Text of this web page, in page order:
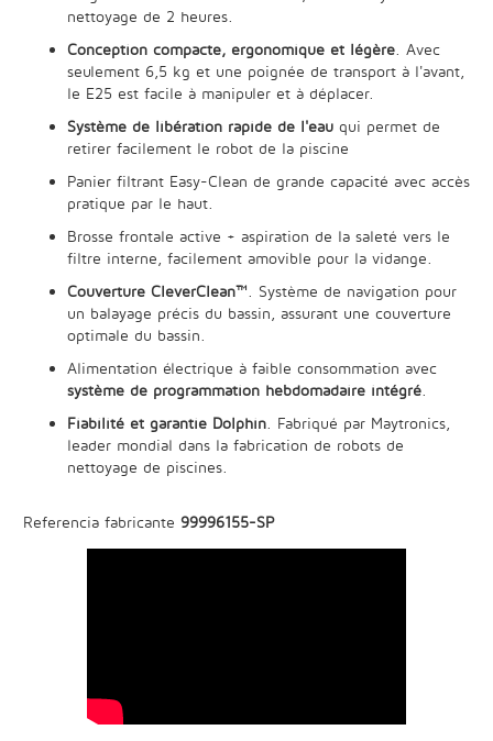
nettoyage de 2 heures.
Conception compacte, ergonomique et légère. Avec
seulement 6,5 kg et une poignée de transport à l'avant,
le E25 est facile à manipuler et à déplacer.
Système de libération rapide de l'eauqui permet de
retirer facilement le robot de la piscine
Panier filtrant Easy-Clean de grande capacité avec accès
pratique par le haut.
Brosse frontale active + aspiration de la saleté vers le
filtre interne, facilement amovible pour la vidange.
Couverture CleverClean™ . Système de navigation pour
un balayage précis du bassin, assurant une couverture
optimale du bassin.
Alimentation électrique à faible consommation avec
système de programmation hebdomadaire intégré.
Fiabilité et garantie Dolphin. Fabriqué par Maytronics,
leader mondial dans la fabrication de robots de
nettoyage de piscines.
Referencia fabricante 99996155-SP